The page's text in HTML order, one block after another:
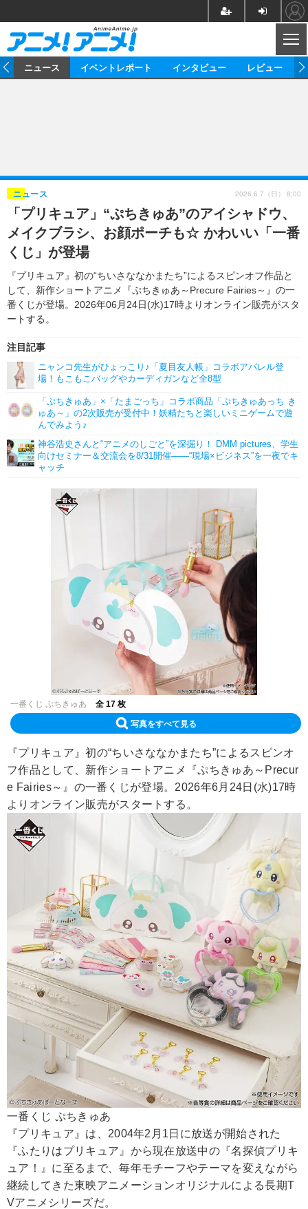
ゲーム グッズ
イベント 海外
海外イベント ビジネス
俳優・タレント アーティスト
ビジネス
アニメ 実写
書評 イベント
ゲーム 座談会
動画
アニメ
アニメ！アニメ！TV ABEMA Cafe
連載・コラム
ニュース イベントレポート インタビュー レビュー
「プリキュア」“ぷちきゅあ”のアイシャドウ、
メイクブラシ、お顔ポーチも☆ かわいい「一番
くじ」が登場
『プリキュア』初の“ちいさななかまたち”によるスピンオフ作品と
して、新作ショートアニメ『ぷちきゅあ～Precure Fairies～』の一
番くじが登場。2026年06月24日(水)17時よりオンライン販売がスタ
ートする。
ニュース
注目記事
ニャンコ先生がひょっこり♪「夏目友人帳」コラボアパレル登
場！もこもこバッグやカーディガンなど全8型
「ぷちきゅあ」×「たまごっち」コラボ商品「ぷちきゅあっち き
ゅあ～」の2次販売が受付中！妖精たちと楽しいミニゲームで遊
んでみよう♪
神谷浩史さんと“アニメのしごと”を深掘り！ DMM pictures、学生
向けセミナー＆交流会を8/31開催――“現場×ビジネス”を一夜でキ
ャッチ
2026.6.7（日） 8:00
一番くじ ぷちきゅあ 全 17 枚
写真をすべて見る
『プリキュア』初の“ちいさななかまたち”によるスピンオ
フ作品として、新作ショートアニメ『ぷちきゅあ～Precur
e Fairies～』の一番くじが登場。2026年6月24日(水)17時
よりオンライン販売がスタートする。
一番くじ ぷちきゅあ
『プリキュア』は、2004年2月1日に放送が開始された
『ふたりはプリキュア』から現在放送中の『名探偵プリキ
ュア！』に至るまで、毎年モチーフやテーマを変えながら
継続してきた東映アニメーションオリジナルによる長期T
Vアニメシリーズだ。